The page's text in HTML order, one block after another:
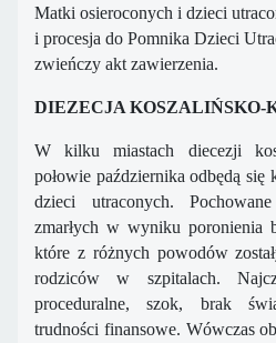
Matki osieroconych i dzieci
i procesja do Pomnika Dzieci
zwieńczy akt zawierzenia.
DIEZECJA KOSZALIŃSKO-
W kilku miastach diecezji
połowie października odbędą
dzieci utraconych.
zmarłych w wyniku poronienia
które z różnych powodów
rodziców w szpitalach.
proceduralne, szok, brak
trudności finansowe. Wówczas